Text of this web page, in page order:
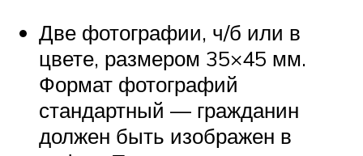
Две фотографии, ч/б или в
цвете, размером 35×45 мм.
Формат фотографий
стандартный — гражданин
должен быть изображен в